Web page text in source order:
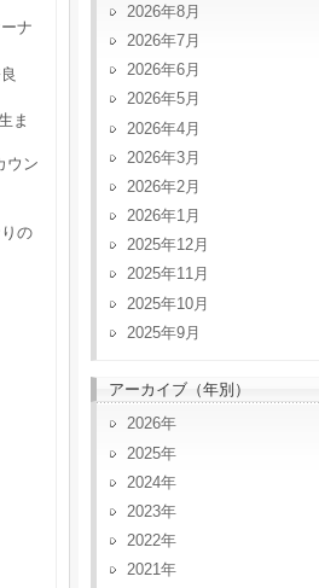
ナ
ま
ウン
の
2026年8月
2026年7月
2026年6月
2026年5月
2026年4月
2026年3月
2026年2月
2026年1月
2025年12月
2025年11月
2025年10月
2025年9月
アーカイブ（年別）
2026
2025
2024
2023
2022
2021